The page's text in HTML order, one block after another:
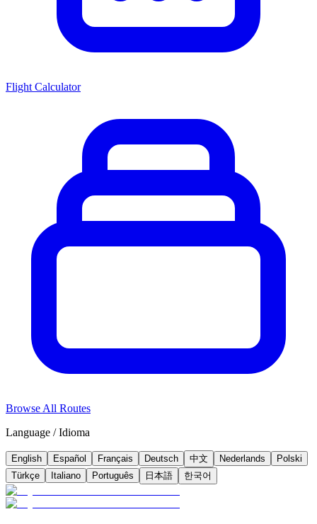
Flight Calculator
Browse All Routes
Language / Idioma
English Español Français Deutsch 中文 Nederlands
Polski
Türkçe
Italiano Português 日本語 한국어